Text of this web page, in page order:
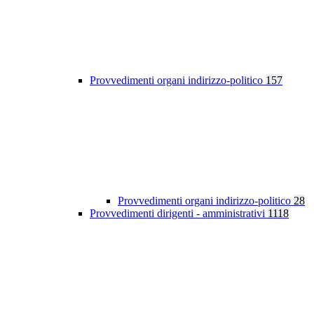
Provvedimenti organi indirizzo-politico 157
Provvedimenti organi indirizzo-politico 28
Provvedimenti dirigenti - amministrativi 1118